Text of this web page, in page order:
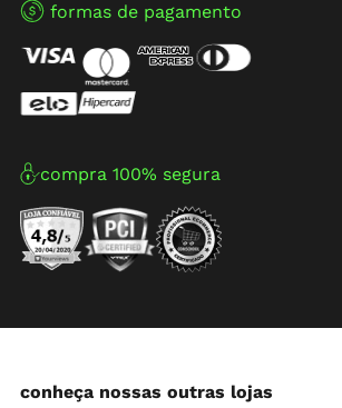
formas de pagamento
compra 100% segura
conheça nossas outras lojas